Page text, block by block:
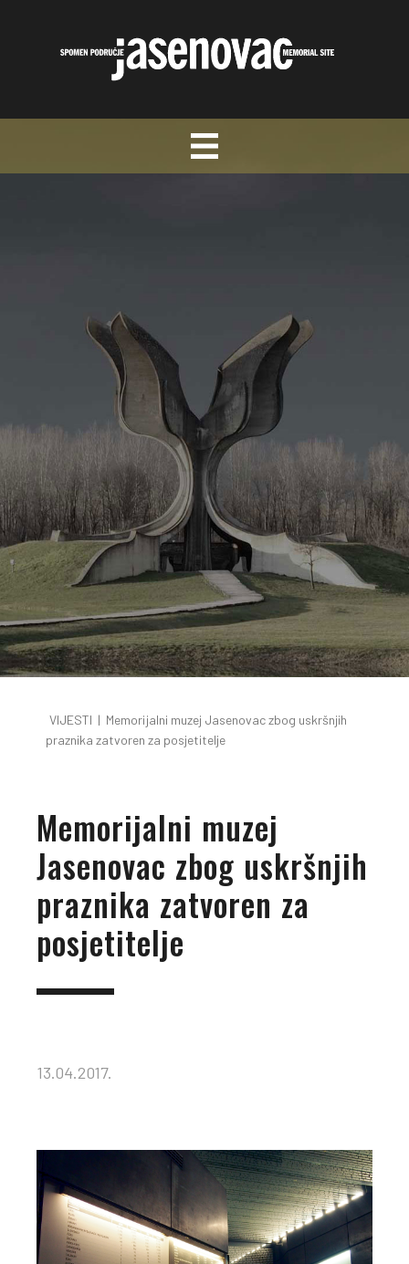
VIJESTI | Memorijalni muzej Jasenovac zbog uskršnjih
praznika zatvoren za posjetitelje
Memorijalni muzej
Jasenovac zbog uskršnjih
praznika zatvoren za
posjetitelje
13.04.2017.